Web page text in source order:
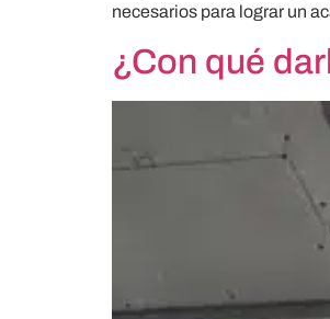
necesarios para lograr un
¿Con qué